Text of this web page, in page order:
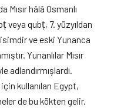
Mısır hâlâ Osmanlı
veya qubṭ, 7. yüzyıldan
isimdir ve eski Yunanca
Yunanlılar Mısır
adlandırmışlardı.
kullanılan Egypt,
de bu kökten gelir.